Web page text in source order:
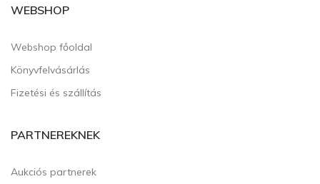
WEBSHOP
Webshop főoldal
Könyvfelvásárlás
Fizetési és szállítás
PARTNEREKNEK
Aukciós partnerek